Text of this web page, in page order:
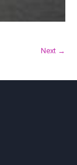
Next →